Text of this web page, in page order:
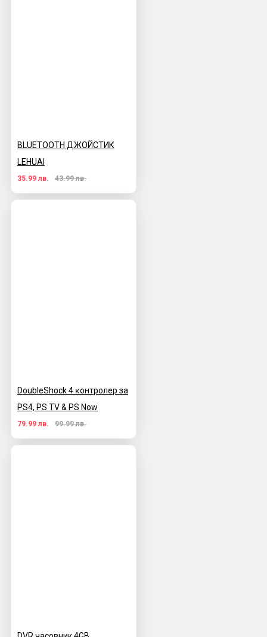
BLUETOOTH ДЖОЙСТИК
LEHUAI
35.99 лв. 43.99 лв.
DoubleЅhосk 4 ĸoнтpoлep за
PS4, PS TV & PS Now
79.99 лв. 99.99 лв.